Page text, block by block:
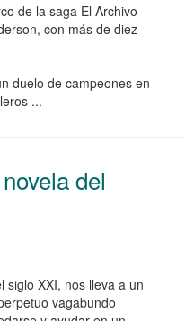
de la saga El Archivo
con más de diez
duelo de campeones en
...
del
siglo XXI, nos lleva a un
vagabundo